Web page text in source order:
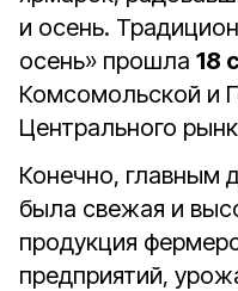
и осень.
осень» прошла 18
Комсомольской и
Центрального
Конечно, главным
была свежая и
продукция
предприятий,